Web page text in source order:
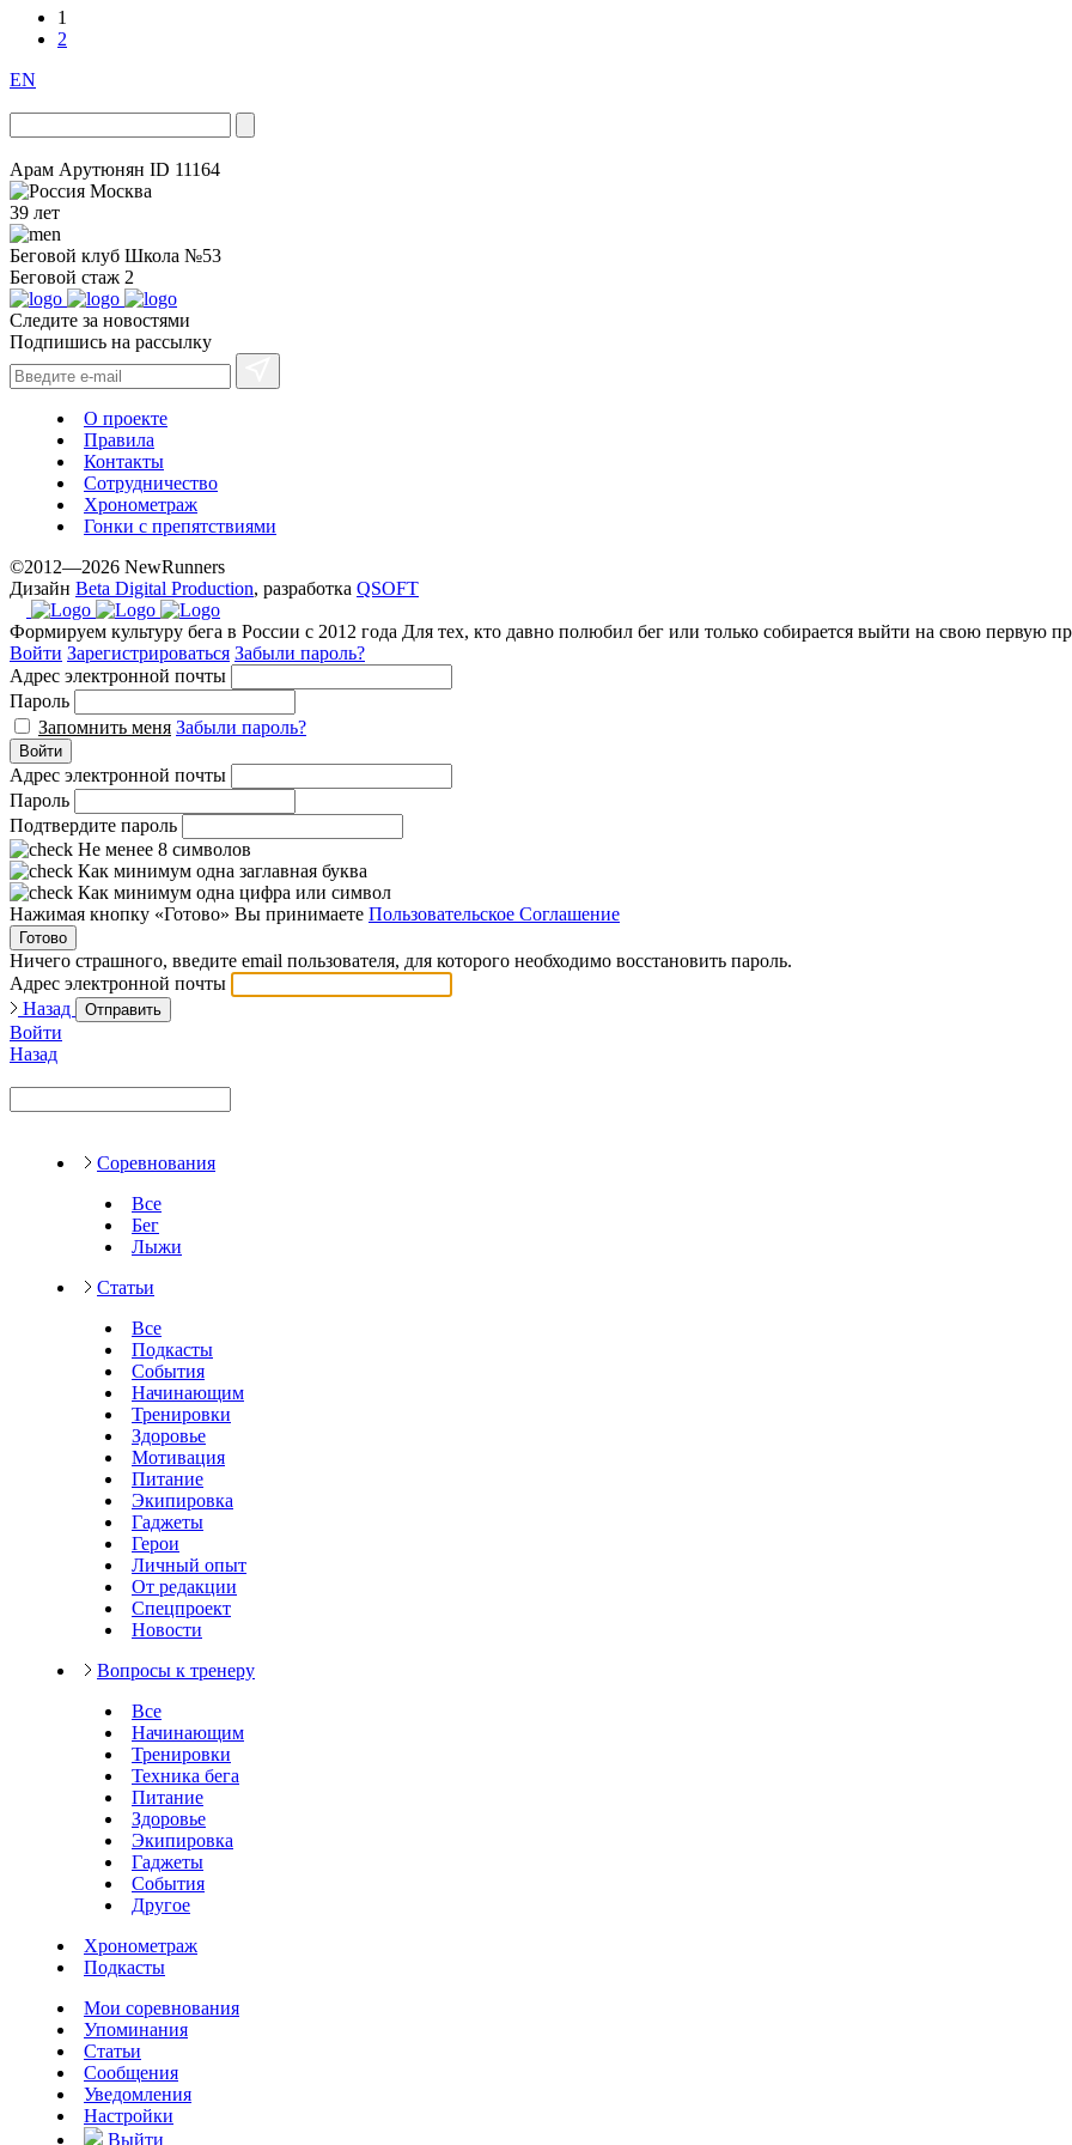
1
2
EN
Арам Арутюнян ID 11164
Москва
39 лет
Беговой клуб Школа №53
Беговой стаж 2
Следите за новостями
Подпишись на рассылку
О проекте
Правила
Контакты
Сотрудничество
Хронометраж
Гонки с препятствиями
©2012—2026 NewRunners
Дизайн Beta Digital Production, разработка QSOFT
Формируем культуру бега в России с 2012 года Для тех, кто давно полюбил бег или только собирается выйти на свою первую
Войти Зарегистрироваться Забыли пароль?
Адрес электронной почты
Пароль
Запомнить меня Забыли пароль?
Войти
Адрес электронной почты
Пароль
Подтвердите пароль
Не менее 8 символов
Как минимум одна заглавная буква
Как минимум одна цифра или символ
Нажимая кнопку «Готово» Вы принимаете Пользовательское Соглашение
Готово
Ничего страшного, введите email пользователя, для которого необходимо восстановить пароль.
Адрес электронной почты
Назад
Отправить
Войти
Назад
Соревнования
Все
Бег
Лыжи
Статьи
Все
Подкасты
События
Начинающим
Тренировки
Здоровье
Мотивация
Питание
Экипировка
Гаджеты
Герои
Личный опыт
От редакции
Спецпроект
Новости
Вопросы к тренеру
Все
Начинающим
Тренировки
Техника бега
Питание
Здоровье
Экипировка
Гаджеты
События
Другое
Хронометраж
Подкасты
Мои соревнования
Упоминания
Статьи
Сообщения
Уведомления
Настройки
Выйти